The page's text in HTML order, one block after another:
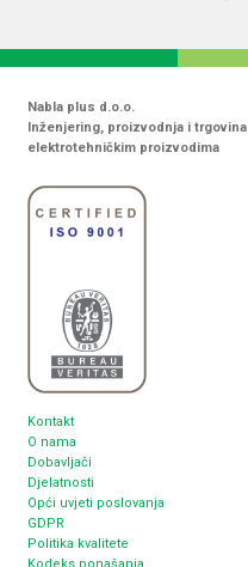
Nabla plus d.o.o.
Inženjering, proizvodnja i trgovina
elektrotehničkim proizvodima
Kontakt
O nama
Dobavljači
Djelatnosti
Opći uvjeti poslovanja
GDPR
Politika kvalitete